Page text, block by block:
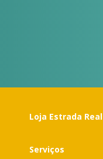
Loja Estrada Real
Serviços